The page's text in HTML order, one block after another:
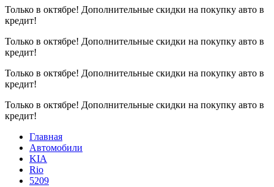
Только в октябре! Дополнительные скидки на покупку авто в
кредит!
Только в октябре! Дополнительные скидки на покупку авто в
кредит!
Только в октябре! Дополнительные скидки на покупку авто в
кредит!
Только в октябре! Дополнительные скидки на покупку авто в
кредит!
Главная
Автомобили
KIA
Rio
5209